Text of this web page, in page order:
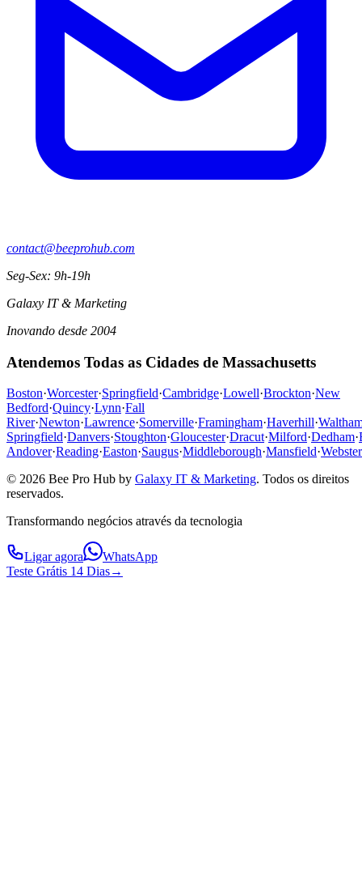
contact@beeprohub.com
Seg-Sex: 9h-19h
Galaxy IT & Marketing
Inovando desde 2004
Atendemos Todas as Cidades de Massachusetts
Boston·Worcester·Springfield·Cambridge·Lowell·Brockton·New
Bedford·Quincy·Lynn·Fall
River·Newton·Lawrence·Somerville·Framingham·Haverhill·
Springfield·Danvers·Stoughton·Gloucester·Dracut·Milford·Dedham·
Andover·Reading·Easton·Saugus·Middleborough·Mansfield·Webster
© 2026 Bee Pro Hub by Galaxy IT & Marketing. Todos os direitos
reservados.
Transformando negócios através da tecnologia
Ligar agora
WhatsApp
Teste Grátis 14 Dias→